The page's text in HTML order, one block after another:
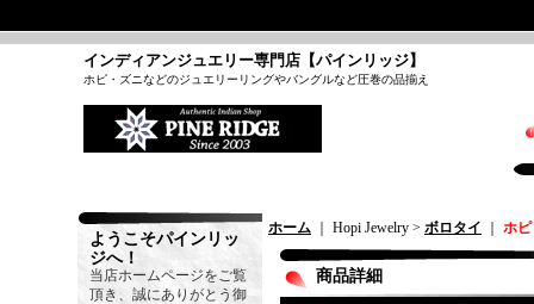
インディアンジュエリー専門店【パインリッジ】
ホピ・ズニなどのジュエリーリングやバングルなど圧巻の品揃え
ようこそパインリッ
ジへ！
当店ホームページをご覧
頂き、誠にありがとう御
ホーム ｜ Hopi Jewelry > ボロタイ ホ
商品詳細